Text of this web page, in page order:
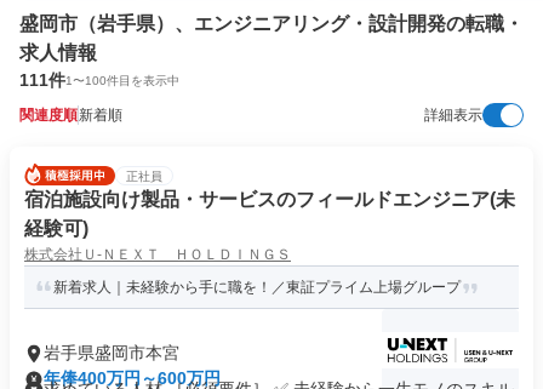
盛岡市（岩手県）、エンジニアリング・設計開発の転職・
求人情報
111件1〜100件目を表示中
関連度順新着順 詳細表示
正社員
宿泊施設向け製品・サービスのフィールドエンジニア(未
経験可)
株式会社Ｕ‐ＮＥＸＴ ＨＯＬＤＩＮＧＳ
新着求人｜未経験から手に職を！／東証プライム上場グループ
岩手県盛岡市本宮
年俸400万円～600万円